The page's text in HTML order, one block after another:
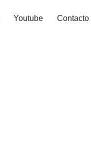
Youtube
Contacto